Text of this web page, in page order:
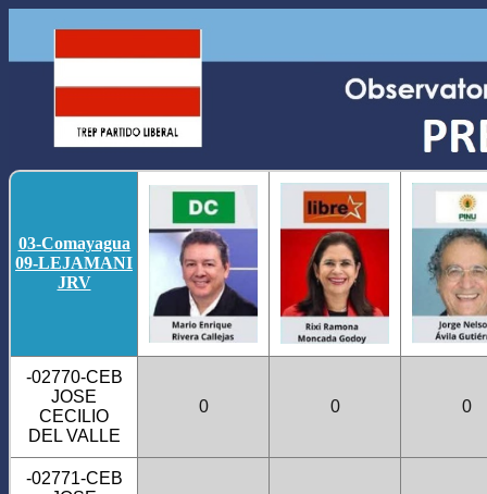
03-Comayagua
09-LEJAMANI
JRV
-02770-CEB
JOSE
CECILIO
DEL VALLE
0 0 0
-02771-CEB